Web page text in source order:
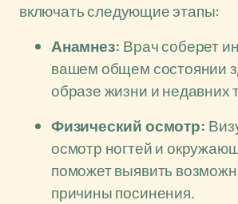
включать следующие этапы:
Анамнез: Врач соберет
вашем общем состоянии
образе жизни и недавних
Физический осмотр:
осмотр ногтей и
поможет выявить
причины посинения.